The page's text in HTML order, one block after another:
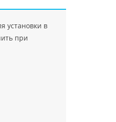
установки в
при